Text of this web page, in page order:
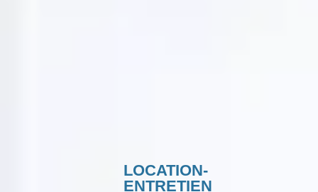
LOCATION-
ENTRETIEN